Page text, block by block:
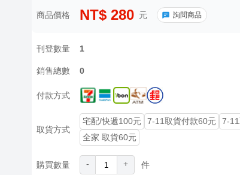
商品價格 NT$ 280 元 詢問商品
刊登數量 1
銷售總數 0
付款方式
取貨方式
宅配/快遞100元 7-11取貨付款60元 7-
全家 取貨60元
購買數量 - + 件